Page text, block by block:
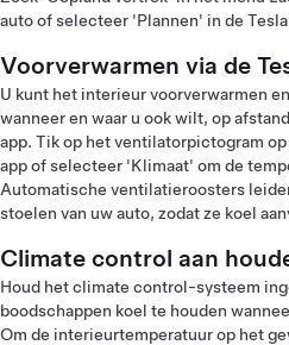
auto of selecteer 'Plannen' in de
Voorverwarmen via de
U kunt het interieur voorverwarmen
wanneer en waar u ook wilt, op
app. Tik op het ventilatorpictogram
app of selecteer 'Klimaat' om de
Automatische ventilatieroosters
stoelen van uw auto, zodat ze koel
Climate control aan
Houd het climate control-systeem
boodschappen koel te houden
Om de interieurtemperatuur op het